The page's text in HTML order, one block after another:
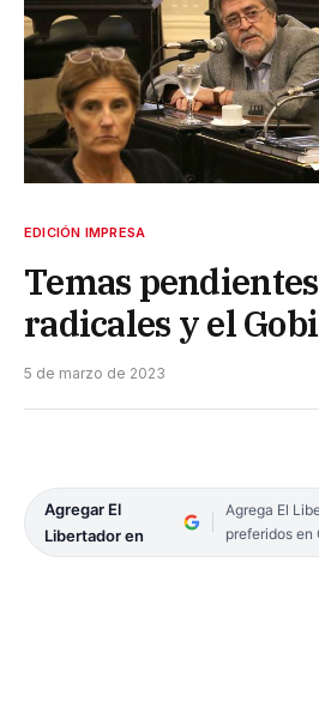
EDICIÓN IMPRESA
Temas
radicales y el
5 de marzo de 2023
Agregar El
Libertador en
Agrega El
preferidos en